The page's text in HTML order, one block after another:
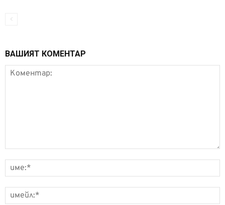
ВАШИЯТ КОМЕНТАР